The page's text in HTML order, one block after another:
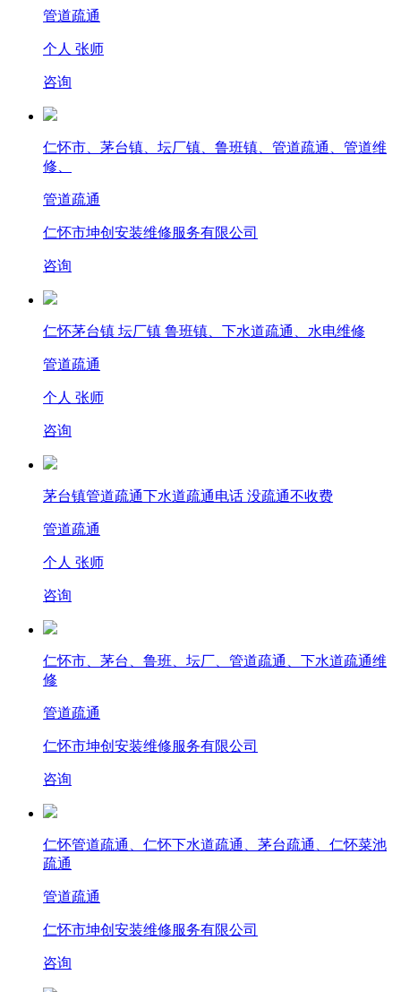
管道疏通
个人 张师
咨询
仁怀市、茅台镇、坛厂镇、鲁班镇、管道疏通、管道维
修、
管道疏通
仁怀市坤创安装维修服务有限公司
咨询
仁怀茅台镇 坛厂镇 鲁班镇、下水道疏通、水电维修
管道疏通
个人 张师
咨询
茅台镇管道疏通下水道疏通电话 没疏通不收费
管道疏通
个人 张师
咨询
仁怀市、茅台、鲁班、坛厂、管道疏通、下水道疏通维
修
管道疏通
仁怀市坤创安装维修服务有限公司
咨询
仁怀管道疏通、仁怀下水道疏通、茅台疏通、仁怀菜池
疏通
管道疏通
仁怀市坤创安装维修服务有限公司
咨询